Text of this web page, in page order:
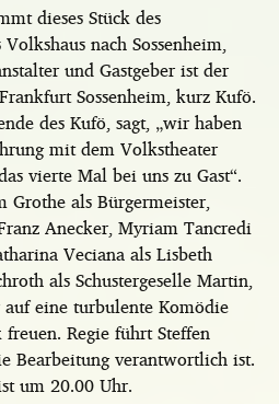
dieses Stück des
nach Sossenheim,
und Gastgeber ist der
Sossenheim, kurz Kufö.
des Kufö, sagt, „wir haben
mit dem Volkstheater
vierte Mal bei uns zu Gast“.
als Bürgermeister,
Anecker, Myriam Tancredi
Veciana als Lisbeth
als Schustergeselle Martin,
eine turbulente Komödie
Regie führt Steffen
Bearbeitung verantwortlich ist.
um 20.00 Uhr.